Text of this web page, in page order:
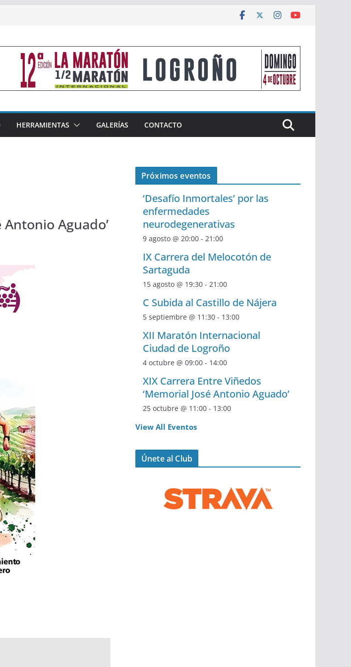
HERRAMIENTAS GALERÍAS CONTACTO
Antonio Aguado’
Próximos eventos
‘Desafío Inmortales’ por las
enfermedades
neurodegenerativas
9 agosto @ 20:00 - 21:00
IX Carrera del Melocotón de
Sartaguda
15 agosto @ 19:30 - 21:00
C Subida al Castillo de Nájera
5 septiembre @ 11:30 - 13:00
XII Maratón Internacional
Ciudad de Logroño
4 octubre @ 09:00 - 14:00
XIX Carrera Entre Viñedos
‘Memorial José Antonio Aguado’
25 octubre @ 11:00 - 13:00
View All Eventos
Únete al Club